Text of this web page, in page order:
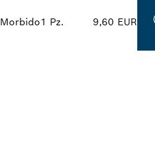
Morbido1 Pz. 9,60 EUR